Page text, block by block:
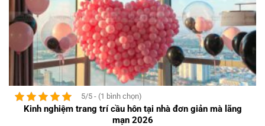
5/5 - (1 bình chọn)
Kinh nghiệm trang trí cầu hôn tại nhà đơn giản mà lãng
mạn 2026